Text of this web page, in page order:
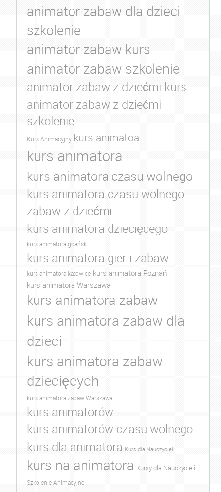
animator zabaw dla dzieci
szkolenie
animator zabaw kurs
animator zabaw szkolenie
animator zabaw z dziećmi kurs
animator zabaw z dziećmi
szkolenie
Kurs Animacyjny kurs animatoa
kurs animatora
kurs animatora czasu wolnego
kurs animatora czasu wolnego
zabaw z dziećmi
kurs animatora dziecięcego
kurs animatora gdańsk
kurs animatora gier i zabaw
kurs animatora katowice kurs animatora Poznań
kurs animatora Warszawa
kurs animatora zabaw
kurs animatora zabaw dla
dzieci
kurs animatora zabaw
dziecięcych
kurs animatora zabaw Warszawa
kurs animatorów
kurs animatorów czasu wolnego
kurs dla animatora Kurs dla Nauczycieli
kurs na animatora Kursy dla Nauczycieli
Szkolenie Animacyjne